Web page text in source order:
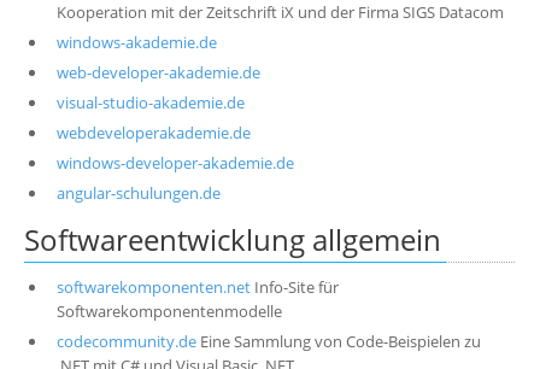
Kooperation mit der Zeitschrift iX und der Firma SIGS Datacom
windows-akademie.de
web-developer-akademie.de
visual-studio-akademie.de
webdeveloperakademie.de
windows-developer-akademie.de
angular-schulungen.de
Softwareentwicklung allgemein
softwarekomponenten.netInfo-Site für
Softwarekomponentenmodelle
codecommunity.deEine Sammlung von Code-Beispielen zu